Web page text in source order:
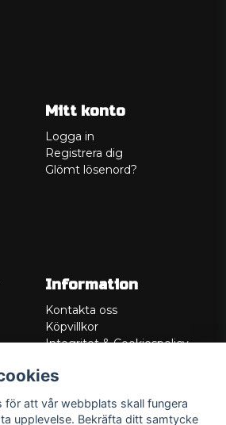
Mitt konto
Logga in
Registrera dig
Glömt lösenord?
Information
Kontakta oss
Köpvillkor
Integritet & Cookiespolicy
Service/Garanti
Lådritning
för att vår webbplats skall fungera
upplevelse. Bekräfta ditt samtycke